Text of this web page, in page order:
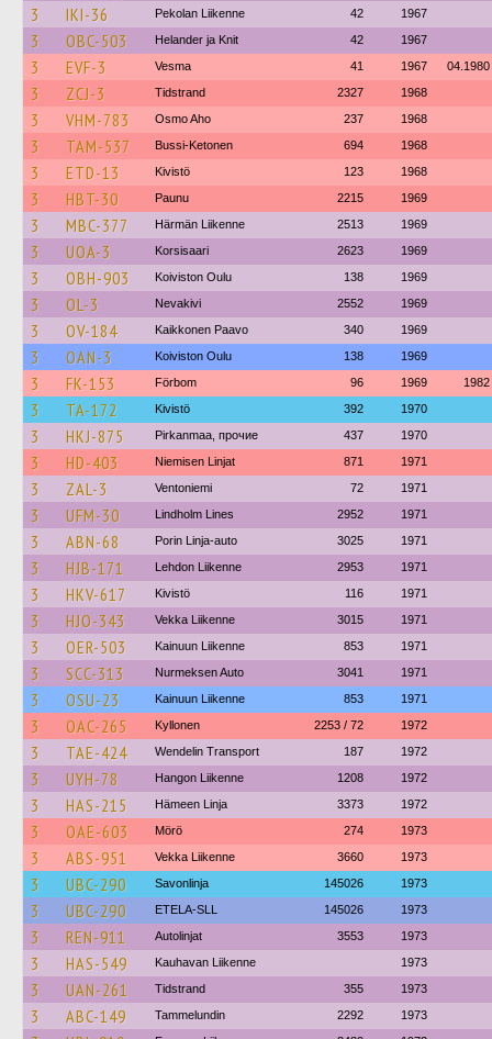
3 IKI-36 Pekolan Liikenne 42 1967
3 OBC-503 Helander ja Knit 42 1967
3 EVF-3 Vesma 41 1967 04.1980
3 ZCJ-3 Tidstrand 2327 1968
3 VHM-783 Osmo Aho 237 1968
3 TAM-537 Bussi-Ketonen 694 1968
3 ETD-13 Kivistö 123 1968
3 HBT-30 Paunu 2215 1969
3 MBC-377 Härmän Liikenne 2513 1969
3 UOA-3 Korsisaari 2623 1969
3 OBH-903 Koiviston Oulu 138 1969
3 OL-3 Nevakivi 2552 1969
3 OV-184 Kaikkonen Paavo 340 1969
3 OAN-3 Koiviston Oulu 138 1969
3 FK-153 Förbom 96 1969 1982
3 TA-172 Kivistö 392 1970
3 HKJ-875 Pirkanmaa, прочие 437 1970
3 HD-403 Niemisen Linjat 871 1971
3 ZAL-3 Ventoniemi 72 1971
3 UFM-30 Lindholm Lines 2952 1971
3 ABN-68 Porin Linja-auto 3025 1971
3 HJB-171 Lehdon Liikenne 2953 1971
3 HKV-617 Kivistö 116 1971
3 HJO-343 Vekka Liikenne 3015 1971
3 OER-503 Kainuun Liikenne 853 1971
3 SCC-313 Nurmeksen Auto 3041 1971
3 OSU-23 Kainuun Liikenne 853 1971
3 OAC-265 Kyllonen 2253 / 72 1972
3 TAE-424 Wendelin Transport 187 1972
3 UYH-78 Hangon Liikenne 1208 1972
3 HAS-215 Hämeen Linja 3373 1972
3 OAE-603 Mörö 274 1973
3 ABS-951 Vekka Liikenne 3660 1973
3 UBC-290 Savonlinja 145026 1973
3 UBC-290 ETELA-SLL 145026 1973
3 REN-911 Autolinjat 3553 1973
3 HAS-549 Kauhavan Liikenne 1973
3 UAN-261 Tidstrand 355 1973
3 ABC-149 Tammelundin 2292 1973